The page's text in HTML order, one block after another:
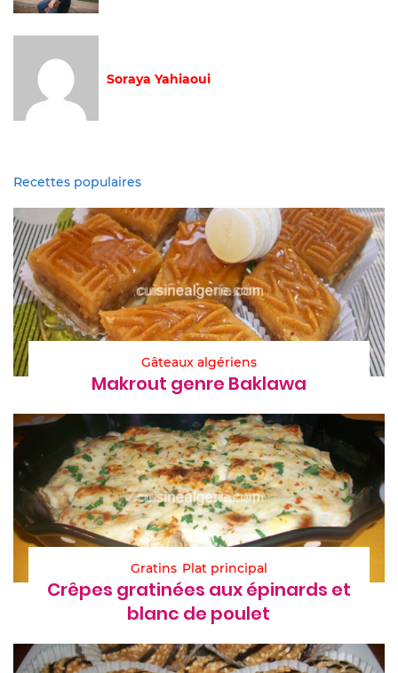
Soraya Yahiaoui
Recettes populaires
Gâteaux algériens
Makrout genre Baklawa
Gratins Plat principal
Crêpes gratinées aux épinards et
blanc de poulet